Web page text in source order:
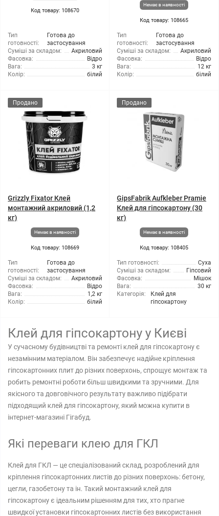
Код товару: 108670
Тип
готовності:
Готова до
застосування
Суміші за складом:
Акриловий
Фасовка:
Відро
Вага:
3 кг
Колір:
білий
Немає в наявності
Код товару: 108665
Тип
готовності:
Готова до
застосування
Суміші за складом:
Акриловий
Фасовка:
Відро
Вага:
12 кг
Колір:
білий
Продано
Grizzly Fixator Клей
монтажний акриловий (1,2
кг)
Немає в наявності
Код товару: 108669
Тип
готовності:
Готова до
застосування
Суміші за складом:
Акриловий
Фасовка:
Відро
Вага:
1,2 кг
Колір:
білий
Продано
GipsFabrik Aufkleber Pramie
Клей для гіпсокартону (30
кг)
Немає в наявності
Код товару: 108405
Тип готовності:
Суха
Суміші за складом:
Гіпсовий
Фасовка:
Мішок
Вага:
30 кг
Категорія:
Клей для
гіпсокартону
Клей для гіпсокартону у Києві
У сучасному будівництві та ремонті клей для гіпсокартону є
незамінним матеріалом. Він забезпечує надійне кріплення
гіпсокартонних плит до різних поверхонь, спрощує монтаж та
робить ремонтні роботи більш швидкими та зручними. Для
якісного та довговічного результату важливо підібрати
підходящий клей для гіпсокартону, який можна купити в
інтернет-магазині Гігабуд.
Які переваги клею для ГКЛ
Клей для ГКЛ — це спеціалізований склад, розроблений для
кріплення гіпсокартонних листів до різних поверхонь: бетону,
цегли, газобетону та ін. Такий монтажний клей для
гіпсокартону є ідеальним рішенням для тих, хто прагне
швидкої установки гіпсокартонних листів без використання